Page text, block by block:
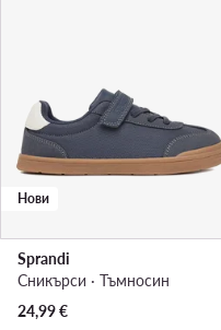
Нови
Sprandi
Сникърси · Тъмносин
24,99€